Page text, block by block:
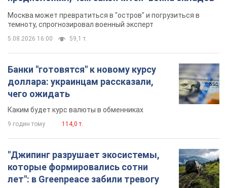
Москва может превратиться в "остров" и погрузиться в
темноту, спрогнозировал военный эксперт
5.08.2026 16:00 59,1 т.
Банки "готовятся" к новому курсу
доллара: украинцам рассказали,
чего ожидать
Каким будет курс валюты в обменниках
9 годин тому 114,0 т.
"Джипинг разрушает экосистемы,
которые формировались сотни
лет": в Greenpeace забили тревогу